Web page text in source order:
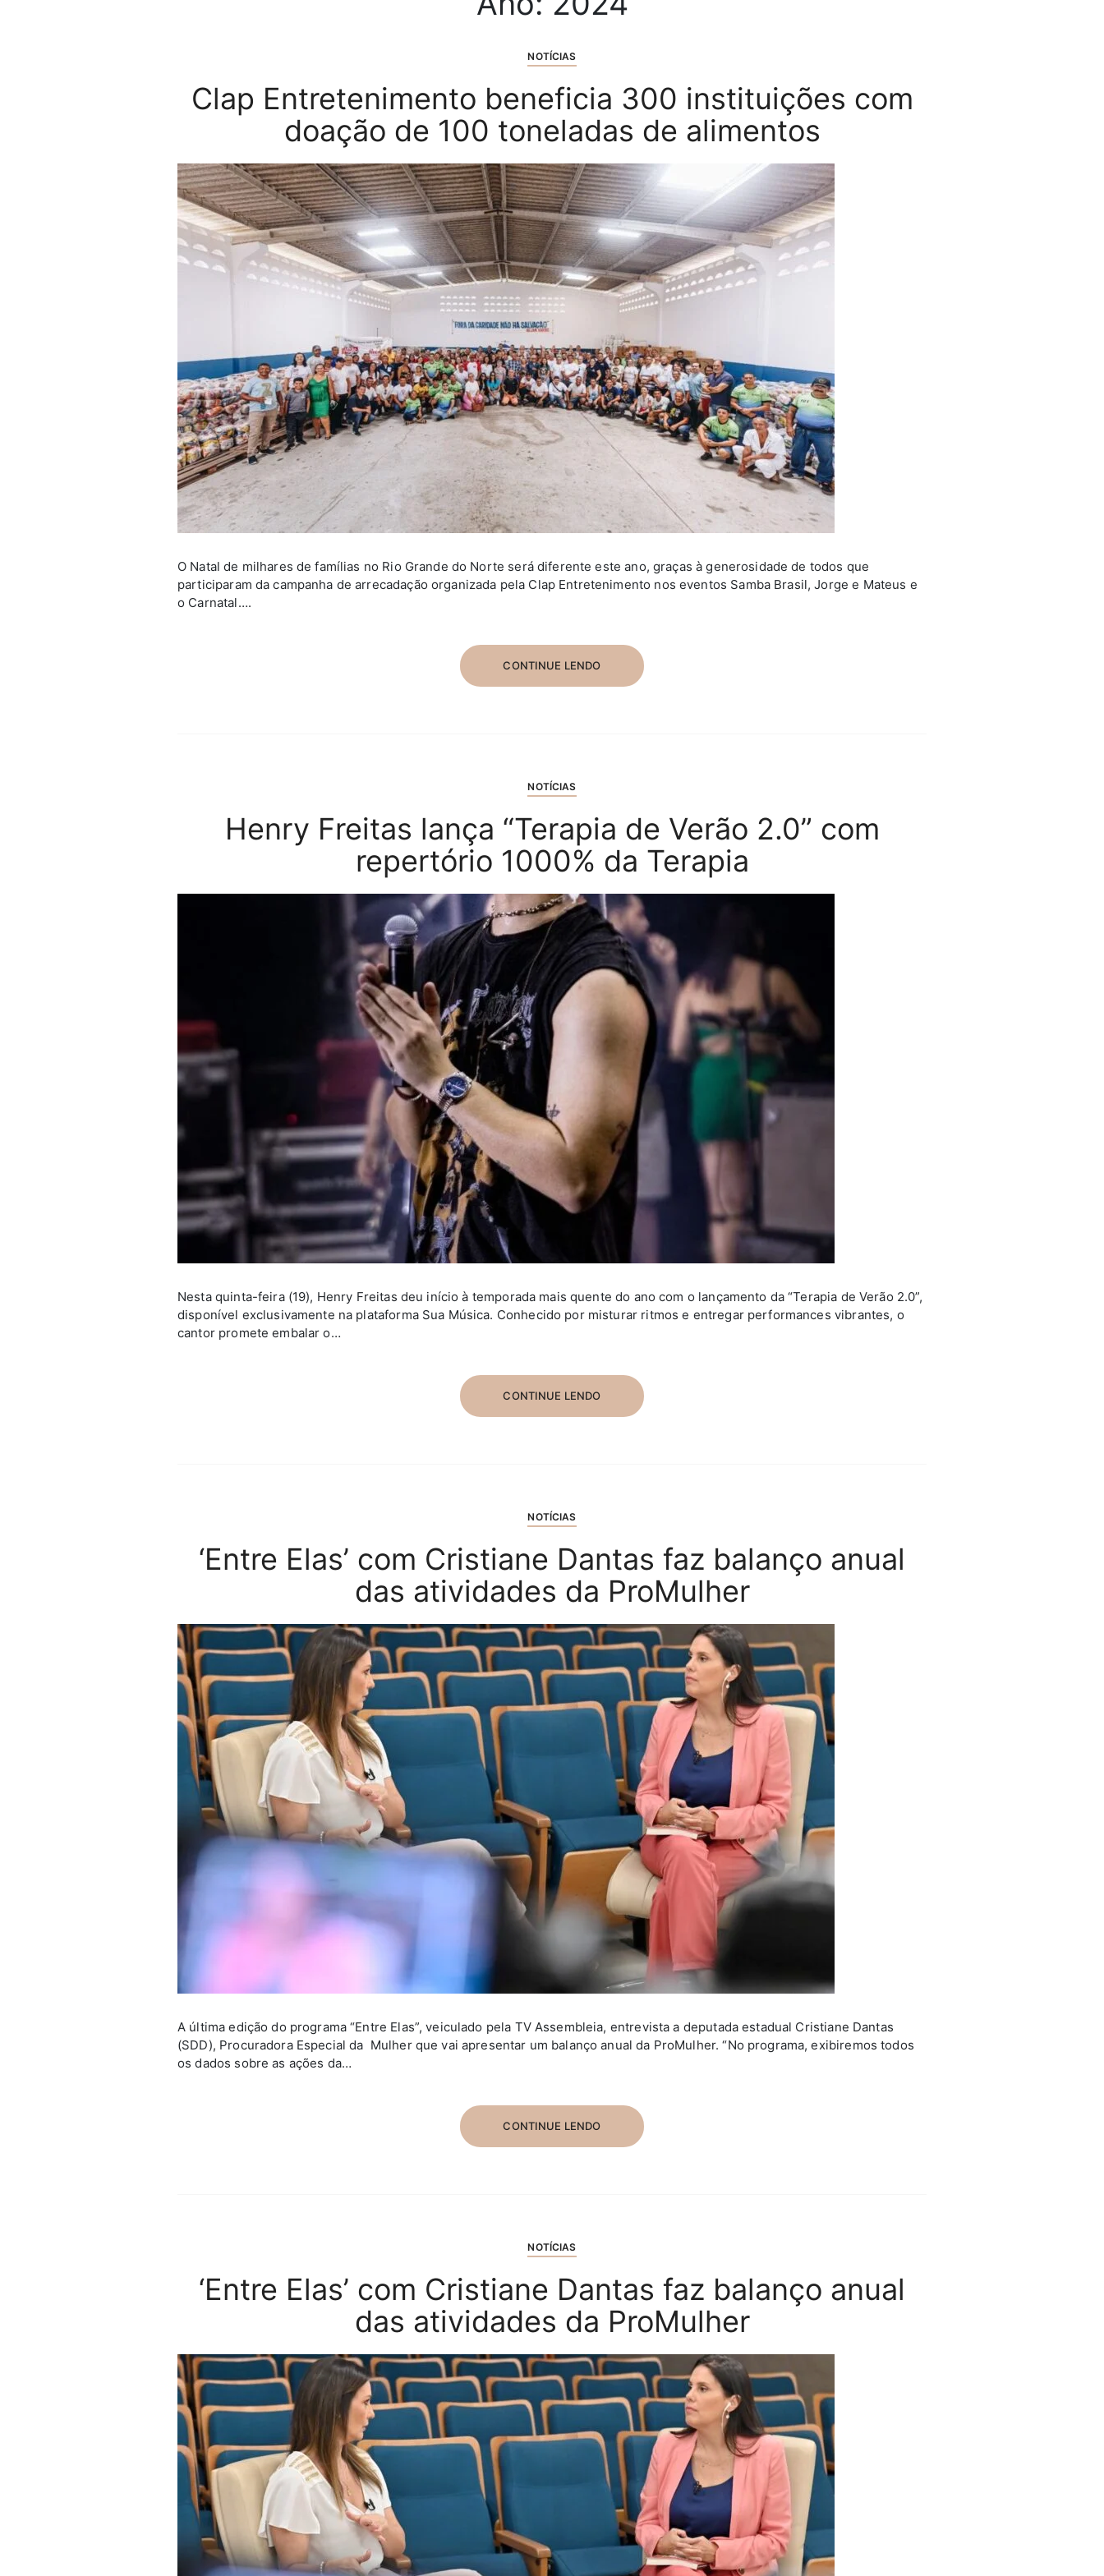
NOTÍCIAS
Clap Entretenimento beneficia 300 instituições com
doação de 100 toneladas de alimentos
O Natal de milhares de famílias no Rio Grande do Norte será diferente este ano, graças à generosidade de todos que
participaram da campanha de arrecadação organizada pela Clap Entretenimento nos eventos Samba Brasil, Jorge e Mateus e
o Carnatal….
CONTINUE LENDO
NOTÍCIAS
Henry Freitas lança “Terapia de Verão 2.0” com
repertório 1000% da Terapia
Nesta quinta-feira (19), Henry Freitas deu início à temporada mais quente do ano com o lançamento da “Terapia de Verão 2.0”,
disponível exclusivamente na plataforma Sua Música. Conhecido por misturar ritmos e entregar performances vibrantes, o
cantor promete embalar o…
CONTINUE LENDO
NOTÍCIAS
‘Entre Elas’ com Cristiane Dantas faz balanço anual
das atividades da ProMulher
A última edição do programa “Entre Elas”, veiculado pela TV Assembleia, entrevista a deputada estadual Cristiane Dantas
(SDD), Procuradora Especial da Mulher que vai apresentar um balanço anual da ProMulher. “No programa, exibiremos todos
os dados sobre as ações da…
CONTINUE LENDO
NOTÍCIAS
‘Entre Elas’ com Cristiane Dantas faz balanço anual
das atividades da ProMulher